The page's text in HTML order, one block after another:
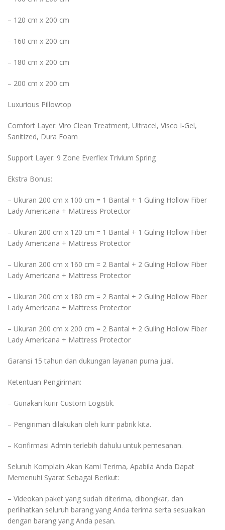
– 120 cm x 200 cm
– 160 cm x 200 cm
– 180 cm x 200 cm
– 200 cm x 200 cm
Luxurious Pillowtop
Comfort Layer: Viro Clean Treatment, Ultracel, Visco I-Gel,
Sanitized, Dura Foam
Support Layer: 9 Zone Everflex Trivium Spring
Ekstra Bonus:
– Ukuran 200 cm x 100 cm = 1 Bantal + 1 Guling Hollow Fiber
Lady Americana + Mattress Protector
– Ukuran 200 cm x 120 cm = 1 Bantal + 1 Guling Hollow Fiber
Lady Americana + Mattress Protector
– Ukuran 200 cm x 160 cm = 2 Bantal + 2 Guling Hollow Fiber
Lady Americana + Mattress Protector
– Ukuran 200 cm x 180 cm = 2 Bantal + 2 Guling Hollow Fiber
Lady Americana + Mattress Protector
– Ukuran 200 cm x 200 cm = 2 Bantal + 2 Guling Hollow Fiber
Lady Americana + Mattress Protector
Garansi 15 tahun dan dukungan layanan purna jual.
Ketentuan Pengiriman:
– Gunakan kurir Custom Logistik.
– Pengiriman dilakukan oleh kurir pabrik kita.
– Konfirmasi Admin terlebih dahulu untuk pemesanan.
Seluruh Komplain Akan Kami Terima, Apabila Anda Dapat
Memenuhi Syarat Sebagai Berikut:
– Videokan paket yang sudah diterima, dibongkar, dan
perlihatkan seluruh barang yang Anda terima serta sesuaikan
dengan barang yang Anda pesan.